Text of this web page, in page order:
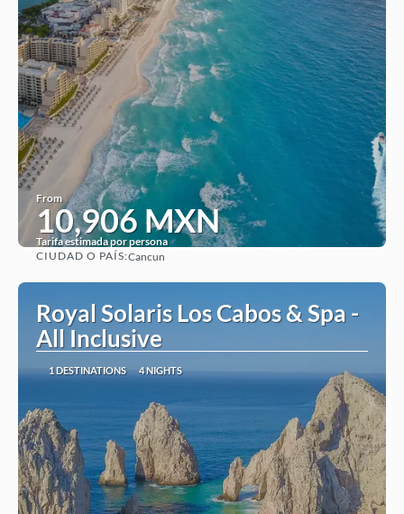
From
10,906 MXN
Tarifa estimada por persona
CIUDAD O PAÍS:Cancun
Royal Solaris Los Cabos & Spa -
All Inclusive
1 DESTINATIONS 4 NIGHTS